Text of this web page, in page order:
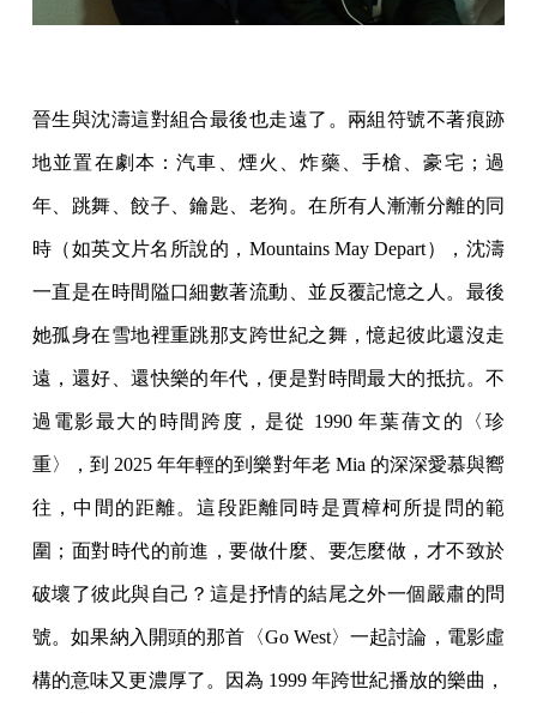
晉生與沈濤這對組合最後也走遠了。兩組符號不著痕跡
地並置在劇本：汽車、煙火、炸藥、手槍、豪宅；過
年、跳舞、餃子、鑰匙、老狗。在所有人漸漸分離的同
時（如英文片名所說的，Mountains May Depart），沈濤
一直是在時間隘口細數著流動、並反覆記憶之人。最後
她孤身在雪地裡重跳那支跨世紀之舞，憶起彼此還沒走
遠，還好、還快樂的年代，便是對時間最大的抵抗。不
過電影最大的時間跨度，是從 1990 年葉蒨文的〈珍
重〉，到 2025 年年輕的到樂對年老 Mia 的深深愛慕與嚮
往，中間的距離。這段距離同時是賈樟柯所提問的範
圍；面對時代的前進，要做什麼、要怎麼做，才不致於
破壞了彼此與自己？這是抒情的結尾之外一個嚴肅的問
號。如果納入開頭的那首〈Go West〉一起討論，電影虛
構的意味又更濃厚了。因為 1999 年跨世紀播放的樂曲，